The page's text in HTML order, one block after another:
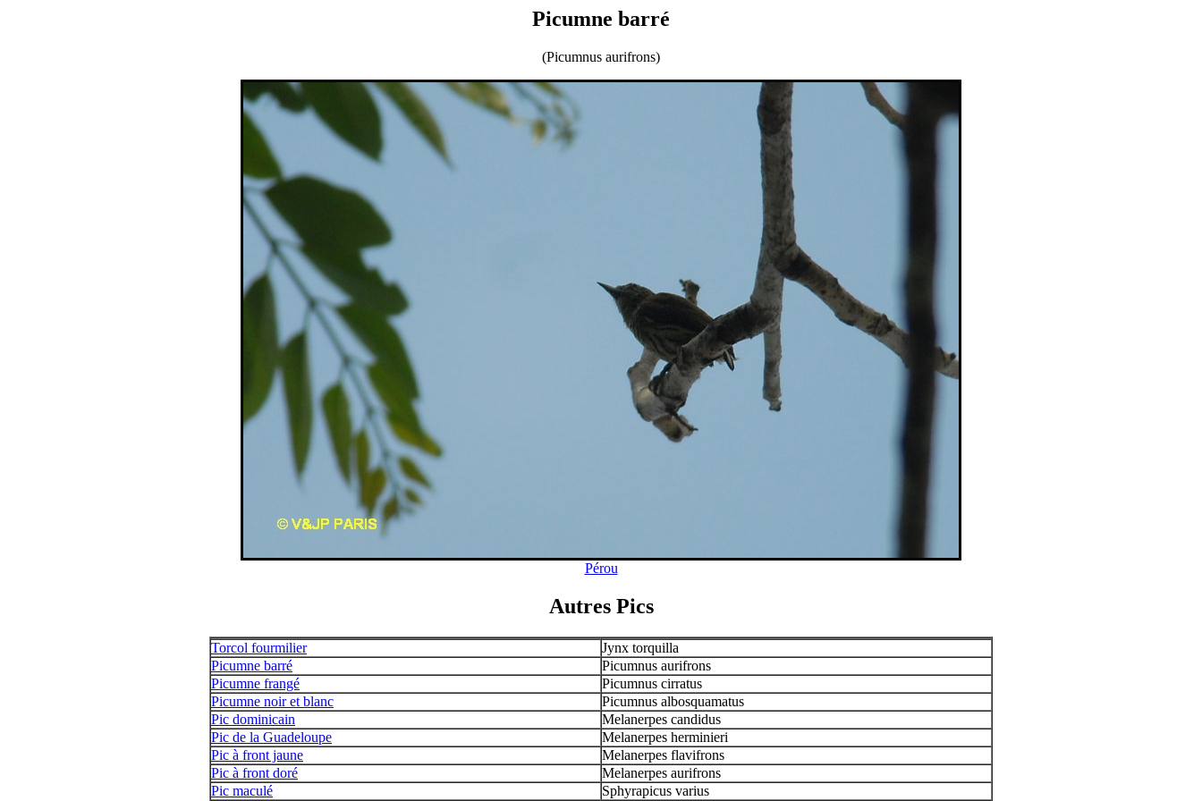
Picumne barré
(Picumnus aurifrons)
Pérou
Autres Pics
Torcol fourmilier
Jynx torquilla
Picumne barré
Picumnus aurifrons
Picumne frangé
Picumnus cirratus
Picumne noir et blanc
Picumnus albosquamatus
Pic dominicain
Melanerpes candidus
Pic de la Guadeloupe
Melanerpes herminieri
Pic à front jaune
Melanerpes flavifrons
Pic à front doré
Melanerpes aurifrons
Pic maculé
Sphyrapicus varius